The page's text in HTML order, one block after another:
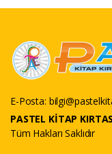
E-Posta:
PASTEL KİTAP
Tüm Hakları Saklıdır